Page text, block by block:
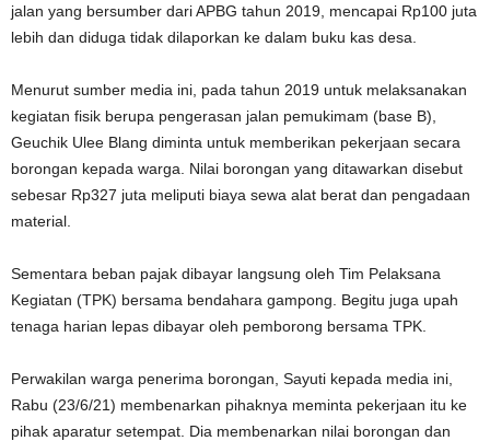
jalan yang bersumber dari APBG tahun 2019, mencapai Rp100 juta
lebih dan diduga tidak dilaporkan ke dalam buku kas desa.
Menurut sumber media ini, pada tahun 2019 untuk melaksanakan
kegiatan fisik berupa pengerasan jalan pemukimam (base B),
Geuchik Ulee Blang diminta untuk memberikan pekerjaan secara
borongan kepada warga. Nilai borongan yang ditawarkan disebut
sebesar Rp327 juta meliputi biaya sewa alat berat dan pengadaan
material.
Sementara beban pajak dibayar langsung oleh Tim Pelaksana
Kegiatan (TPK) bersama bendahara gampong. Begitu juga upah
tenaga harian lepas dibayar oleh pemborong bersama TPK.
Perwakilan warga penerima borongan, Sayuti kepada media ini,
Rabu (23/6/21) membenarkan pihaknya meminta pekerjaan itu ke
pihak aparatur setempat. Dia membenarkan nilai borongan dan